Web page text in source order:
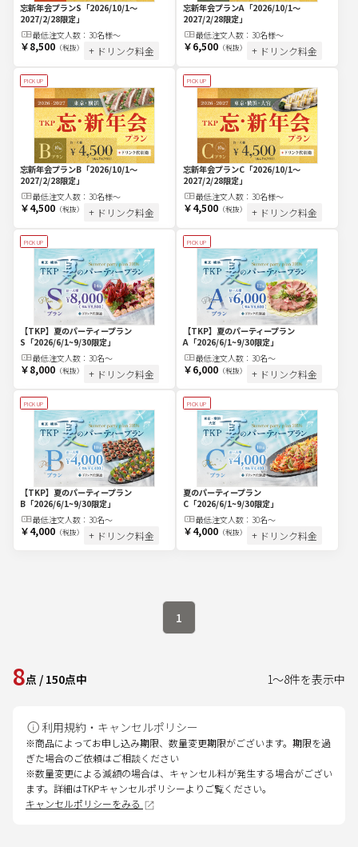
忘新年会プランS 「2026/10/1～
2027/2/28限定」
最低注文人数： 30名様～
￥8,500（税抜） + ドリンク料金
忘新年会プランA「2026/10/1～
2027/2/28限定」
最低注文人数： 30名様～
￥6,500（税抜） + ドリンク料金
PICK UP
忘新年会プランB「2026/10/1～
2027/2/28限定」
最低注文人数： 30名様～
￥4,500（税抜） + ドリンク料金
PICK UP
忘新年会プランC「2026/10/1～
2027/2/28限定」
最低注文人数： 30名様～
￥4,500（税抜） + ドリンク料金
PICK UP
【TKP】夏のパーティープラン
S 「2026/6/1~9/30限定」
最低注文人数： 30名〜
￥8,000（税抜） + ドリンク料金
PICK UP
【TKP】夏のパーティープラン
A 「2026/6/1~9/30限定」
最低注文人数： 30名〜
￥6,000（税抜） + ドリンク料金
PICK UP
【TKP】夏のパーティープラン
B「2026/6/1~9/30限定」
最低注文人数： 30名〜
￥4,000（税抜） + ドリンク料金
PICK UP
夏のパーティープラン
C「2026/6/1~9/30限定」
最低注文人数： 30名〜
￥4,000（税抜） + ドリンク料金
1
8点 / 150点中 1～8件を表示中
利用規約・キャンセルポリシー
※商品によってお申し込み期限、数量変更期限がございます。期限を過
ぎた場合のご依頼はご相談ください
※数量変更による減額の場合は、キャンセル料が発生する場合がござい
ます。詳細はTKPキャンセルポリシーよりご覧ください。
キャンセルポリシーをみる